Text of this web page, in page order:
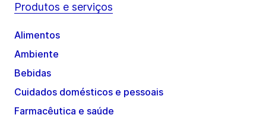
Produtos e serviços
Alimentos
Ambiente
Bebidas
Cuidados domésticos e pessoais
Farmacêutica e saúde